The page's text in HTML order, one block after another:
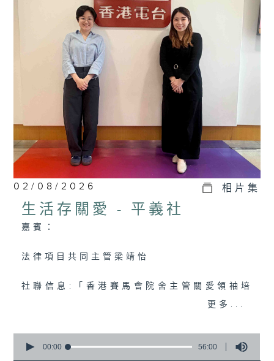
人，細談相關主題及服務的理念及內容。另
外，每集亦有葉嘉敏主持帶來最新的社聯信
02/08/2026 相片集
生活存關愛 - ​平義社
嘉賓：
法律項目共同主管梁靖怡
社聯信息:「香港賽馬會院舍主管關愛領袖培
訓計劃」十位關愛院舍主管「初心」分享(3)
更多...
seconds
00:00 56:00